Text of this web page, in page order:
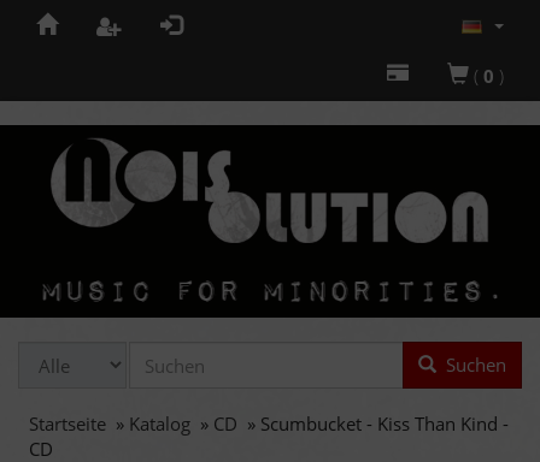
( 0 )
Suchen
Startseite » Katalog » CD » Scumbucket - Kiss Than Kind -
CD